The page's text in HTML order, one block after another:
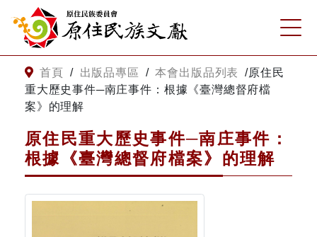
跳到主要內容
網站導覽
首頁 / 出版品專區 / 本會出版品列表 /原住民
重大歷史事件─南庄事件：根據《臺灣總督府檔
案》的理解
原住民重大歷史事件─南庄事件：
根據《臺灣總督府檔案》的理解